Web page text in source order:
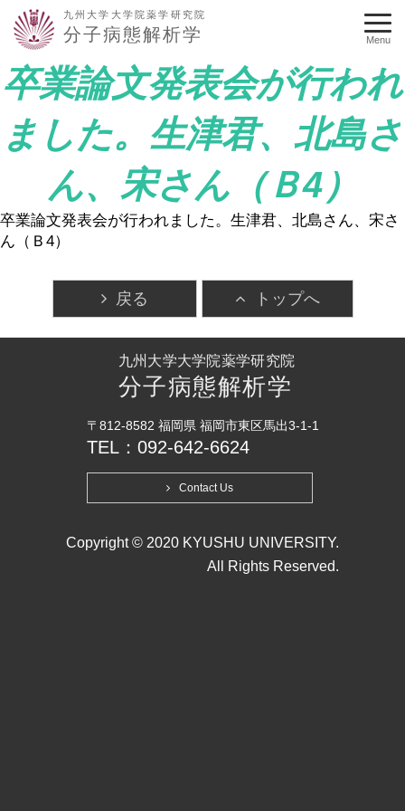
九州大学大学院薬学研究院
分子病態解析学 Menu
卒業論文発表会が行われ
ました。生津君、北島さ
ん、宋さん（Ｂ4）
卒業論文発表会が行われました。生津君、北島さん、宋さ
ん（Ｂ4）
戻る トップへ
九州大学大学院薬学研究院
分子病態解析学
〒812-8582 福岡県 福岡市東区馬出3-1-1
TEL：092-642-6624
Contact Us
Copyright © 2020 KYUSHU UNIVERSITY.
All Rights Reserved.